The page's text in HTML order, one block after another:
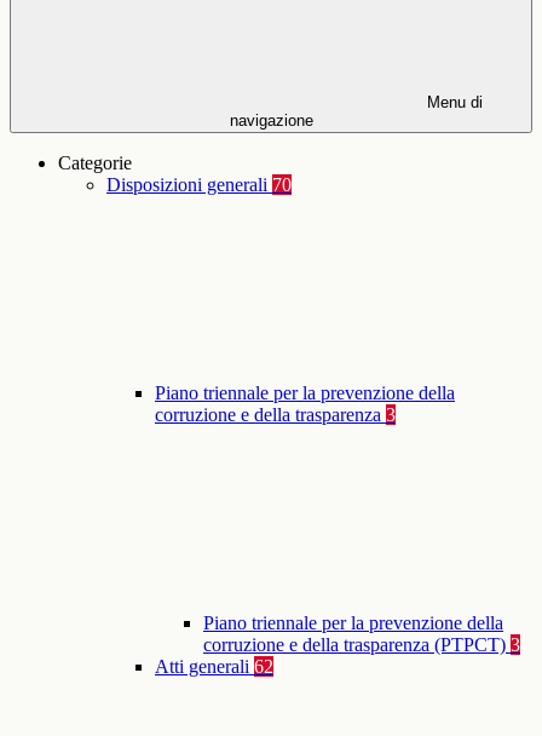
Menu di
navigazione
Categorie
Disposizioni generali 70
Piano triennale per la prevenzione della
corruzione e della trasparenza 3
Piano triennale per la prevenzione della
corruzione e della trasparenza (PTPCT) 3
Atti generali 62